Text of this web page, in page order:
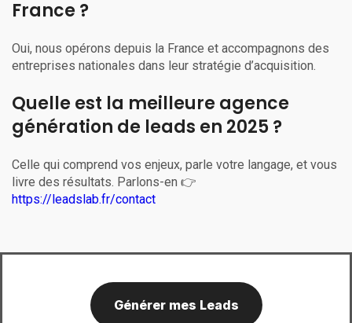
France ?
Oui, nous opérons depuis la France et accompagnons des
entreprises nationales dans leur stratégie d’acquisition.
Quelle est la meilleure agence
génération de leads en 2025 ?
Celle qui comprend vos enjeux, parle votre langage, et vous
livre des résultats. Parlons-en 👉
https://leadslab.fr/contact
Générer mes Leads